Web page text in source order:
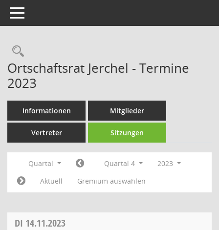
Toggle navigation
Rechercheauswahl
Ortschaftsrat Jerchel - Termine
2023
Informationen Mitglieder
Vertreter Sitzungen
Quartal Quartal 4
2023
Aktuell
Gremium auswählen
DI 14.11.2023